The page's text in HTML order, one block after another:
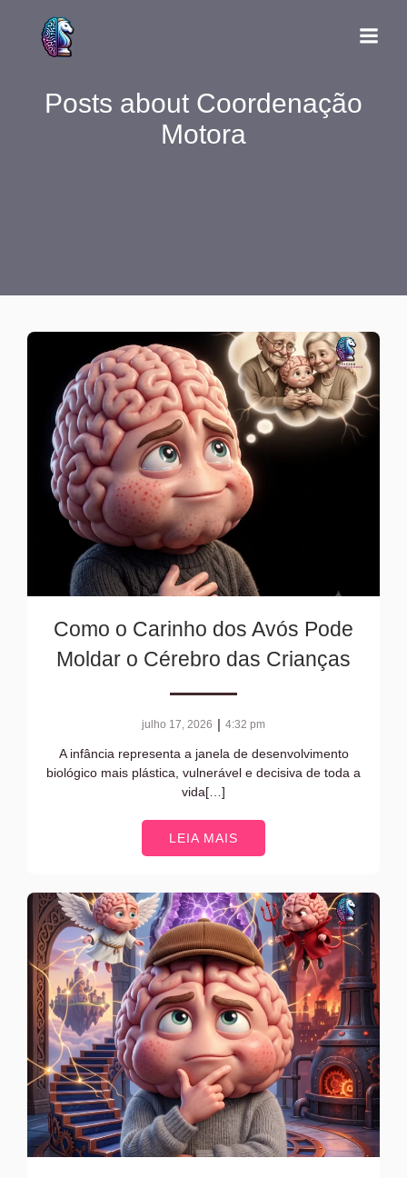
Posts about Coordenação
Motora
Como o Carinho dos Avós Pode
Moldar o Cérebro das Crianças
julho 17, 2026 | 4:32 pm
A infância representa a janela de desenvolvimento
biológico mais plástica, vulnerável e decisiva de toda a
vida[…]
LEIA MAIS